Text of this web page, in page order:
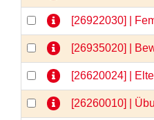
[26922030] |
[26935020] |
[26620024] |
[26260010] |